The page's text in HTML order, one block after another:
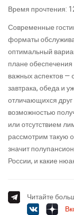
Время прочтения:
Современные
форматы
оптимальный
плане
важных аспектов —
завтрака, обеда и
отличающихся друг
возможностью
или отсутствием
рассмотрим такую
значит
России, и какие
Читайте